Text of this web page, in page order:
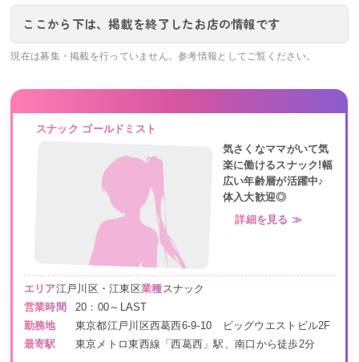
ここから下は、掲載を終了したお店の情報です
現在は募集・掲載を行っていません。参考情報としてご覧ください。
スナック ゴールドミスト
気さくなママがいて気
楽に働けるスナック!幅
広い年齢層が活躍中♪
体入大歓迎◎
詳細を見る ≫
エリア江戸川区・江東区業種スナック
営業時間
20：00～LAST
勤務地
東京都江戸川区西葛西6-9-10 ビッグウエストビル2F
最寄駅
東京メトロ東西線「西葛西」駅、南口から徒歩2分